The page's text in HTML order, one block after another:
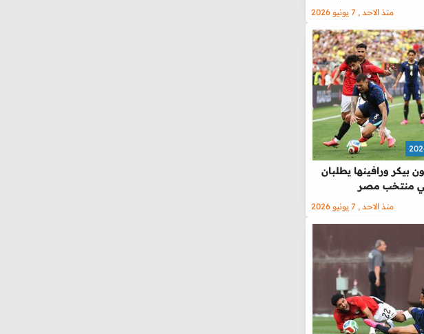
منذ الاحد , 7 يونيو 2026
بيكر ورافينها يطلبان
منتخب مصر
منذ الاحد , 7 يونيو 2026